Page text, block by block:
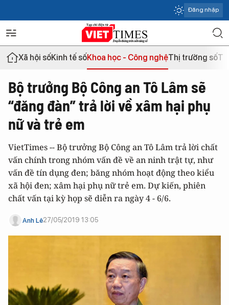
Đăng nhập
Xã hội sốKinh tế sốKhoa học - Công nghệThị trường số
Bộ trưởng Bộ Công an Tô Lâm sẽ
“đăng đàn” trả lời về xâm hại phụ
nữ và trẻ em
VietTimes -- Bộ trưởng Bộ Công an Tô Lâm trả lời chất
vấn chính trong nhóm vấn đề về an ninh trật tự, như
vấn đề tín dụng đen; băng nhóm hoạt động theo kiểu
xã hội đen; xâm hại phụ nữ trẻ em. Dự kiến, phiên
chất vấn tại kỳ họp sẽ diễn ra ngày 4 - 6/6.
Anh Lê27/05/2019 13:05